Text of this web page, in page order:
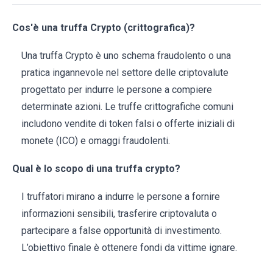
Cos'è una truffa Crypto (crittografica)?
Una truffa Crypto è uno schema fraudolento o una
pratica ingannevole nel settore delle criptovalute
progettato per indurre le persone a compiere
determinate azioni. Le truffe crittografiche comuni
includono vendite di token falsi o offerte iniziali di
monete (ICO) e omaggi fraudolenti.
Qual è lo scopo di una truffa crypto?
I truffatori mirano a indurre le persone a fornire
informazioni sensibili, trasferire criptovaluta o
partecipare a false opportunità di investimento.
L’obiettivo finale è ottenere fondi da vittime ignare.